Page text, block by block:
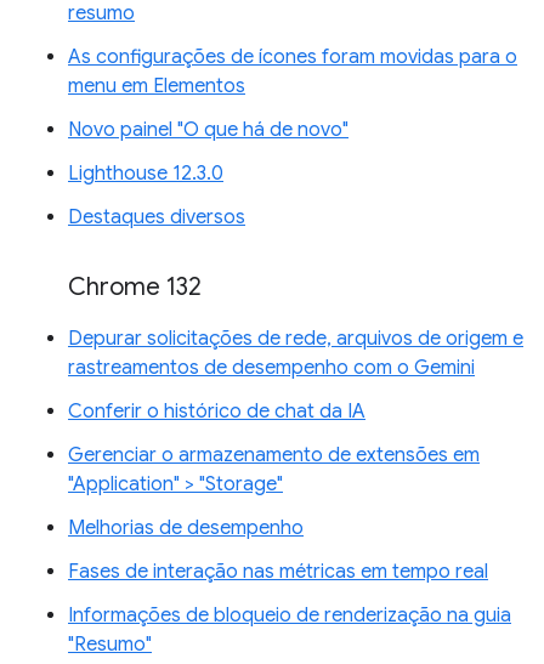
resumo
As configurações de ícones foram movidas para o
menu em Elementos
Novo painel "O que há de novo"
Lighthouse 12.3.0
Destaques diversos
Chrome 132
Depurar solicitações de rede, arquivos de origem e
rastreamentos de desempenho com o Gemini
Conferir o histórico de chat da IA
Gerenciar o armazenamento de extensões em
"Application" > "Storage"
Melhorias de desempenho
Fases de interação nas métricas em tempo real
Informações de bloqueio de renderização na guia
"Resumo"